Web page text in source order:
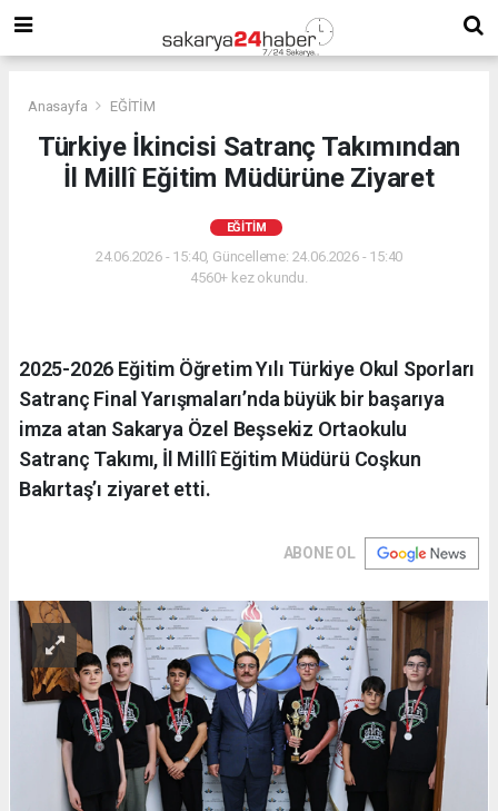
Anasayfa EĞİTİM
Türkiye İkincisi Satranç Takımından
İl Millî Eğitim Müdürüne Ziyaret
EĞİTİM
24.06.2026 - 15:40, Güncelleme: 24.06.2026 - 15:40
4560+ kez okundu.
2025-2026 Eğitim Öğretim Yılı Türkiye Okul Sporları
Satranç Final Yarışmaları’nda büyük bir başarıya
imza atan Sakarya Özel Beşsekiz Ortaokulu
Satranç Takımı, İl Millî Eğitim Müdürü Coşkun
Bakırtaş’ı ziyaret etti.
ABONE OL